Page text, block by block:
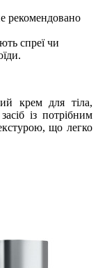
рекомендовано
спреї чи
крем для тіла,
із потрібним
що легко